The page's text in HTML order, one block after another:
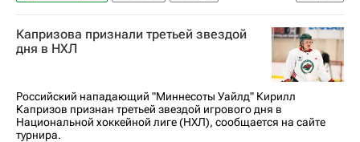
Кирилл Капризов
Леон Драйзайтль
Вегас Голден Найтс
Эдмонтон Ойлерз
Капризова признали третьей звездой
дня в НХЛ
Российский нападающий "Миннесоты Уайлд" Кирилл
Капризов признан третьей звездой игрового дня в
Национальной хоккейной лиге (НХЛ), сообщается на сайте
турнира.